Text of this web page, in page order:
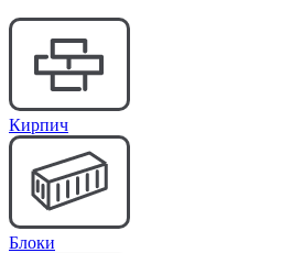
Кирпич
Блоки